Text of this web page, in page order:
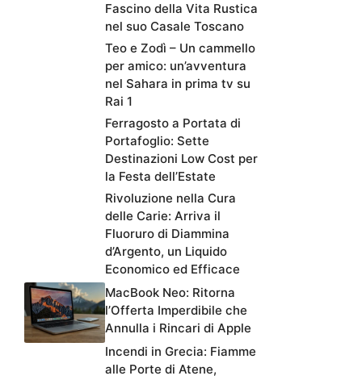
Fascino della Vita Rustica
nel suo Casale Toscano
Teo e Zodì – Un cammello
per amico: un’avventura
nel Sahara in prima tv su
Rai 1
Ferragosto a Portata di
Portafoglio: Sette
Destinazioni Low Cost per
la Festa dell’Estate
Rivoluzione nella Cura
delle Carie: Arriva il
Fluoruro di Diammina
d’Argento, un Liquido
Economico ed Efficace
MacBook Neo: Ritorna
l’Offerta Imperdibile che
Annulla i Rincari di Apple
Incendi in Grecia: Fiamme
alle Porte di Atene,